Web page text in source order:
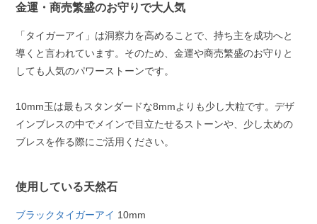
金運・商売繁盛のお守りで大人気
「タイガーアイ」は洞察力を高めることで、持ち主を成功へと
導くと言われています。そのため、金運や商売繁盛のお守りと
しても人気のパワーストーンです。
10mm玉は最もスタンダードな8mmよりも少し大粒です。デザ
インブレスの中でメインで目立たせるストーンや、少し太めの
ブレスを作る際にご活用ください。
使用している天然石
ブラックタイガーアイ 10mm